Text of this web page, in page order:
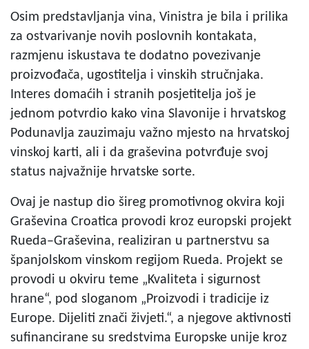
Osim predstavljanja vina, Vinistra je bila i prilika
za ostvarivanje novih poslovnih kontakata,
razmjenu iskustava te dodatno povezivanje
proizvođača, ugostitelja i vinskih stručnjaka.
Interes domaćih i stranih posjetitelja još je
jednom potvrdio kako vina Slavonije i hrvatskog
Podunavlja zauzimaju važno mjesto na hrvatskoj
vinskoj karti, ali i da graševina potvrđuje svoj
status najvažnije hrvatske sorte.
Ovaj je nastup dio šireg promotivnog okvira koji
Graševina Croatica provodi kroz europski projekt
Rueda–Graševina, realiziran u partnerstvu sa
španjolskom vinskom regijom Rueda. Projekt se
provodi u okviru teme „Kvaliteta i sigurnost
hrane“, pod sloganom „Proizvodi i tradicije iz
Europe. Dijeliti znači živjeti.“, a njegove aktivnosti
sufinancirane su sredstvima Europske unije kroz